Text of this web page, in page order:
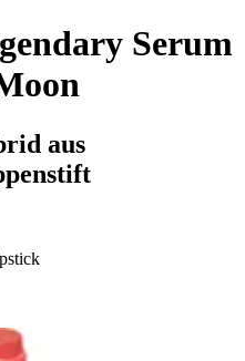
Serum
aus